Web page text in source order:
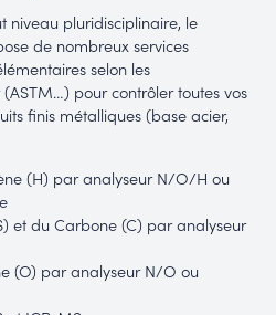
niveau pluridisciplinaire, le
de nombreux services
selon les
pour contrôler toutes vos
finis métalliques (base acier,
(H) par analyseur N/O/H ou
et du Carbone (C) par analyseur
(O) par analyseur N/O ou